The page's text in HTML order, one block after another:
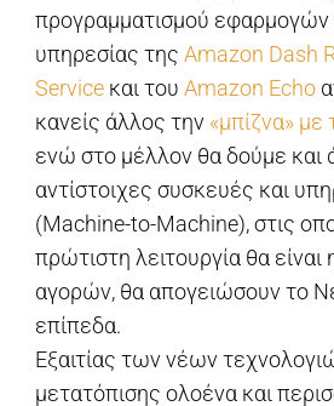
προγραμματισμού εφαρμογών
υπηρεσίας της Amazon Dash
Service και του Amazοn Echο
κανείς άλλος την «μπίζνα» με
ενώ στο μέλλον θα δούμε και
αντίστοιχες συσκευές και
(Machine-to-Machine), στις
πρώτιστη λειτουργία θα
αγορών, θα απογειώσουν το
επίπεδα.
Εξαιτίας των νέων
μετατόπισης ολοένα και